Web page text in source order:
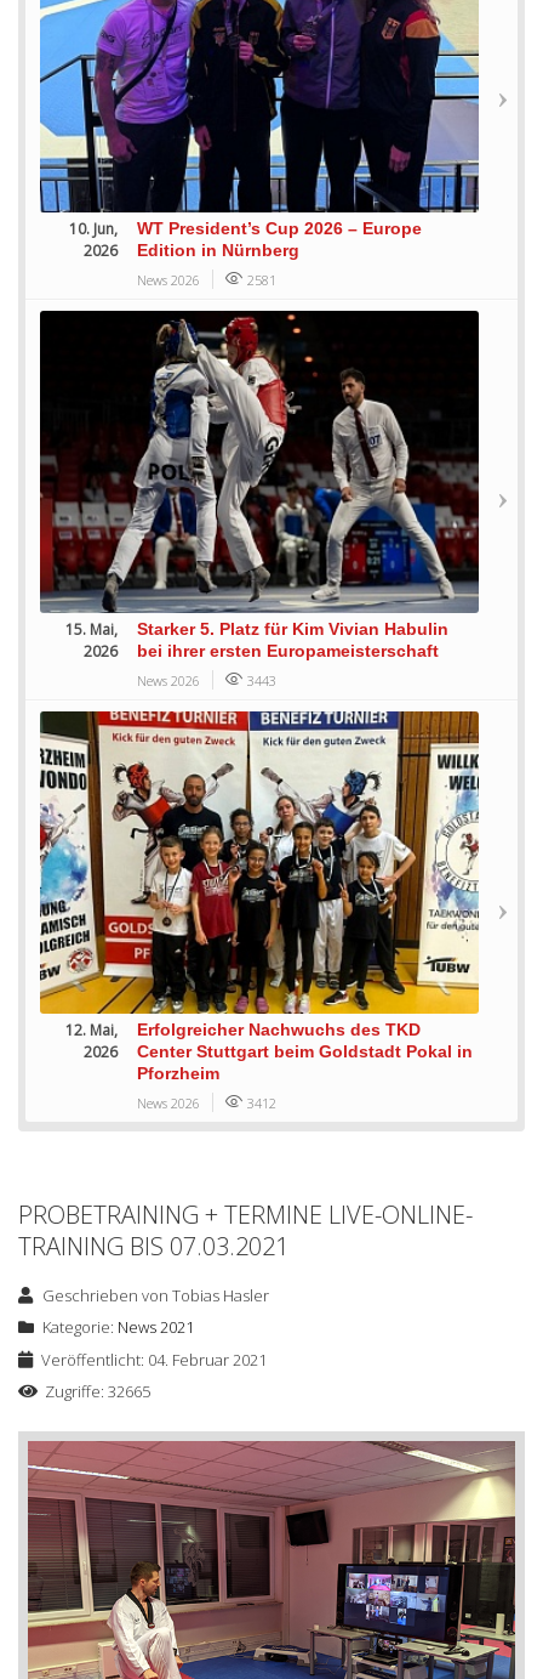
10. Jun,
2026
WT President’s Cup 2026 – Europe
Edition in Nürnberg
News 2026 2581
15. Mai,
2026
Starker 5. Platz für Kim Vivian Habulin
bei ihrer ersten Europameisterschaft
News 2026 3443
12. Mai,
2026
Erfolgreicher Nachwuchs des TKD
Center Stuttgart beim Goldstadt Pokal in
Pforzheim
News 2026 3412
PROBETRAINING + TERMINE LIVE-ONLINE-
TRAINING BIS 07.03.2021
Geschrieben vonTobias Hasler
Kategorie: News 2021
Veröffentlicht: 04. Februar 2021
Zugriffe: 32665